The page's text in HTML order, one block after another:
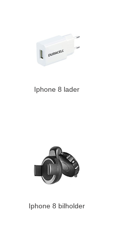
Iphone 8 lader
Iphone 8 bilholder